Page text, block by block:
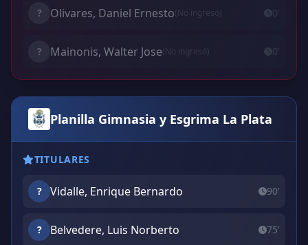
? Olivares, Daniel Ernesto(No ingresó) 0'
? Mainonis, Walter Jose(No ingresó) 0'
Planilla Gimnasia y Esgrima La Plata
TITULARES
? Vidalle, Enrique Bernardo 90'
? Belvedere, Luis Norberto 75'